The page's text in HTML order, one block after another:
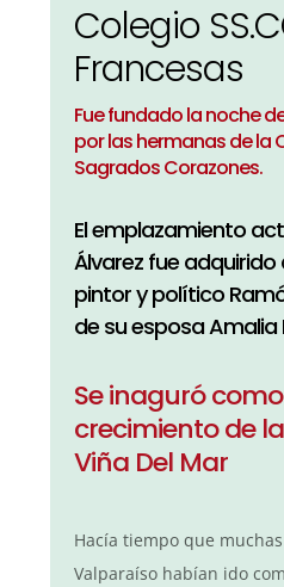
Colegio
Francesas
Fue fundado la noche
por las hermanas de la
Sagrados Corazones.
El emplazamiento
Álvarez fue adquirido
pintor y político
de su esposa Amalia
Se inaguró
crecimiento de
Viña Del Mar
Hacía tiempo que
Valparaíso habían ido